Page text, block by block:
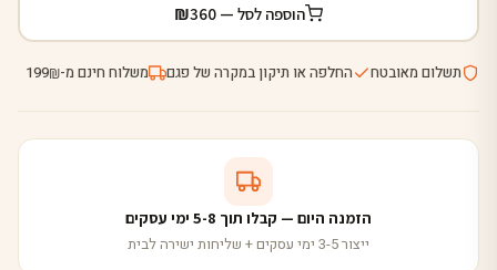
הוספה לסל — ₪360
תשלום מאובטח החלפה או תיקון במקרה של פגם משלוח חינם מ-₪
199
הזמנה היום — קבלו תוך 5-8 ימי עסקים
ייצור 3-5 ימי עסקים + שליחות ישירה לבית